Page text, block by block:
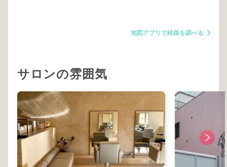
地図アプリで経路を調べる
サロンの雰囲気